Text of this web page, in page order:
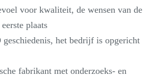
voor kwaliteit, de wensen van de
plaats
het bedrijf is opgericht
fabrikant met onderzoeks- en